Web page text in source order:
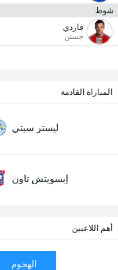
شوط
فاردي
جستن
المباراة القادمة
ليستر سيتي
إبسويتش تاون
أهم اللاعبين
الهجوم